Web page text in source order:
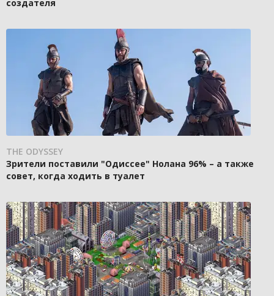
создателя
THE ODYSSEY
Зрители поставили "Одиссее" Нолана 96% – а также
совет, когда ходить в туалет